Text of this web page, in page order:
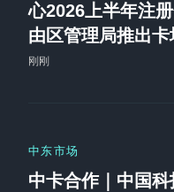
心2026上半年注
由区管理局推出
刚刚
中东市场
中卡合作｜中国